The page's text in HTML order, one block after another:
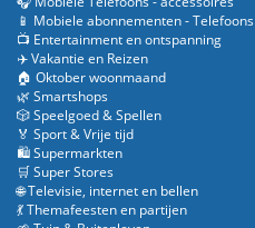
📱 Mobiele abonnementen - Telefoons
📺 Entertainment en ontspanning
✈️ Vakantie en Reizen
🏠 Oktober woonmaand
🌿 Smartshops
🎲 Speelgoed & Spellen
🏅 Sport & Vrije tijd
🛍️ Supermarkten
🛒 Super Stores
🌐 Televisie, internet en bellen
💃 Themafeesten en partijen